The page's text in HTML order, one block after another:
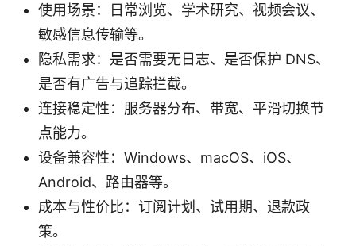
使用场景：日常浏览、学术研究、视频会议、
敏感信息传输等。
隐私需求：是否需要无日志、是否保护 DNS、
是否有广告与追踪拦截。
连接稳定性：服务器分布、带宽、平滑切换节
点能力。
设备兼容性：Windows、macOS、iOS、
Android、路由器等。
成本与性价比：订阅计划、试用期、退款政
策。